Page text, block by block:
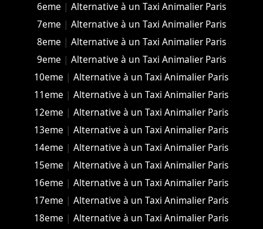
6eme | Alternative à un Taxi Animalier Paris
7eme | Alternative à un Taxi Animalier Paris
8eme | Alternative à un Taxi Animalier Paris
9eme | Alternative à un Taxi Animalier Paris
10eme |Alternative à un Taxi Animalier Paris
11eme |Alternative à un Taxi Animalier Paris
12eme |Alternative à un Taxi Animalier Paris
13eme |Alternative à un Taxi Animalier Paris
14eme |Alternative à un Taxi Animalier Paris
15eme |Alternative à un Taxi Animalier Paris
16eme |Alternative à un Taxi Animalier Paris
17eme |Alternative à un Taxi Animalier Paris
18eme |Alternative à un Taxi Animalier Paris